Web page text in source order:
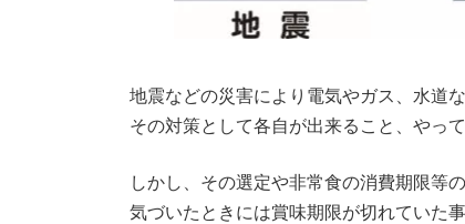
地震などの災害により電気やガス、水道
その対策として各自が出来ること、やっ
しかし、その選定や非常食の消費期限等
気づいたときには賞味期限が切れていた